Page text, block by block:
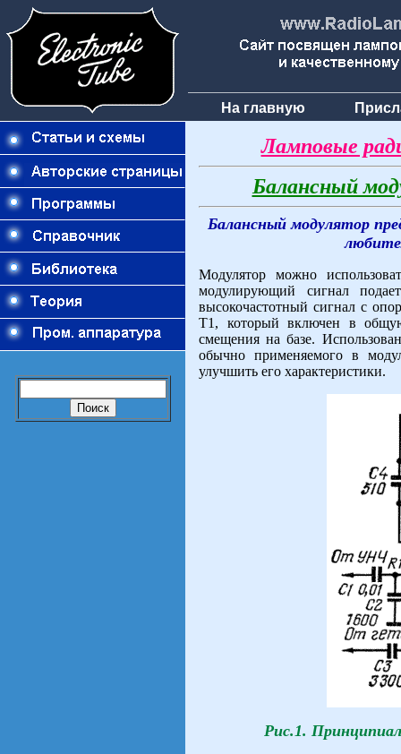
На главную
Ламповые
Балансный
Балансный модулятор
Модулятор можно
модулирующий сигнал
высокочастотный сигнал с
Т1, который включен в
смещения на базе.
обычно применяемого в
улучшить его характеристики.
Рис.1.